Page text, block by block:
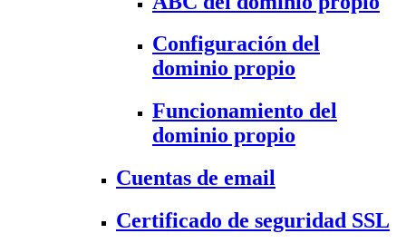
Configuración del
dominio propio
Funcionamiento del
dominio propio
Cuentas de email
Certificado de seguridad SSL